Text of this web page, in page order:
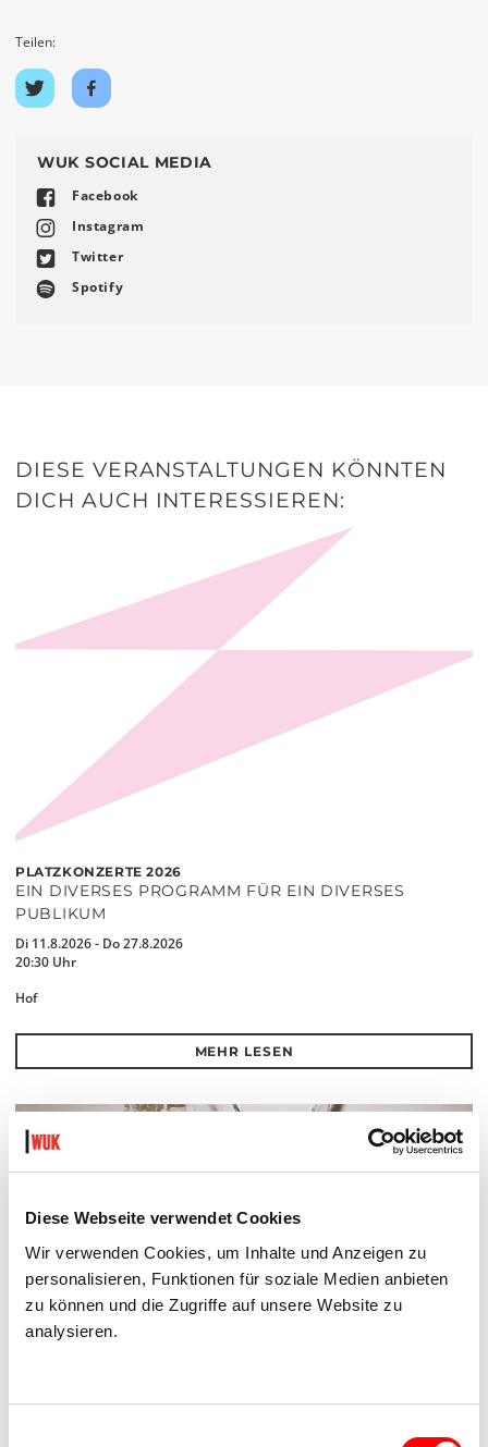
Diese Webseite verwendet Cookies
Wir verwenden Cookies, um Inhalte und Anzeigen zu
personalisieren, Funktionen für soziale Medien anbieten
zu können und die Zugriffe auf unsere Website zu
analysieren.
Teilen:
Auf
Twitter
Auf
Facebook
WUK SOCIAL MEDIA
Facebook
Instagram
Twitter
Spotify
DIESE VERANSTALTUNGEN KÖNNTEN
DICH AUCH INTERESSIEREN:
PLATZKONZERTE 2026
EIN DIVERSES PROGRAMM FÜR EIN DIVERSES
PUBLIKUM
Di 11.8.2026 - Do 27.8.2026
20:30 Uhr
Hof
MEHR LESEN